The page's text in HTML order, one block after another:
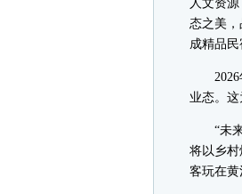
人文资
态之美
成精品
2026年
业态。这
“未来
将以乡
客玩在黄